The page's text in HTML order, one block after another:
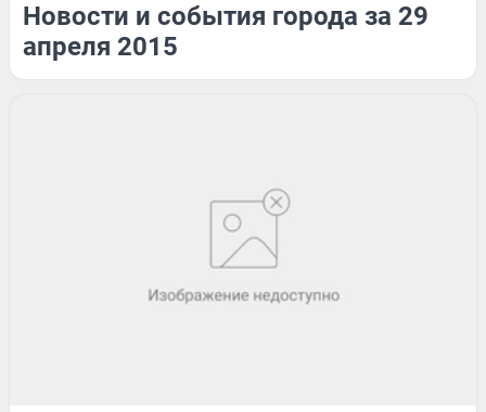
Новости и события города за 29
апреля 2015